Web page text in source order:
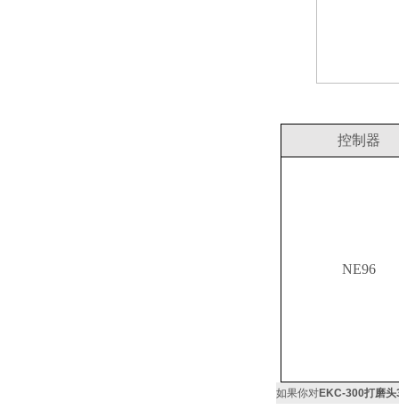
控制器
NE96
如果你对EKC-300打磨